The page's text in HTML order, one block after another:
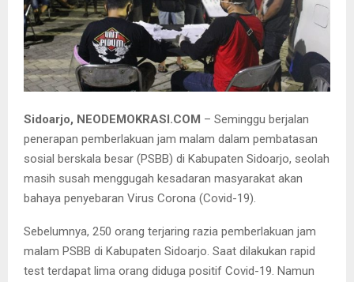
Ratusan warga Sidoarjo terjerat razia PSBB.
Sidoarjo, NEODEMOKRASI.COM – Seminggu berjalan
penerapan pemberlakuan jam malam dalam pembatasan
sosial berskala besar (PSBB) di Kabupaten Sidoarjo, seolah
masih susah menggugah kesadaran masyarakat akan
bahaya penyebaran Virus Corona (Covid-19).
Sebelumnya, 250 orang terjaring razia pemberlakuan jam
malam PSBB di Kabupaten Sidoarjo. Saat dilakukan rapid
test terdapat lima orang diduga positif Covid-19. Namun